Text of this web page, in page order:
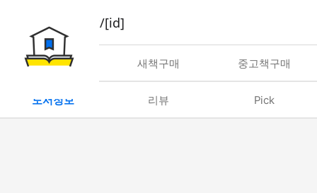
book/rent/[id]
대여 새책구매 중고책구매
도서정보 리뷰 Pick